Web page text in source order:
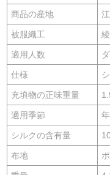
商品の産地
被服織工
適用人数
仕様
充填物の正味重量
適用季節
シルクの含有量
布地